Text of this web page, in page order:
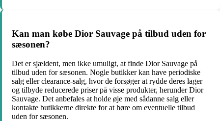
Kan man købe Dior Sauvage på tilbud uden for
sæsonen?
Det er sjældent, men ikke umuligt, at finde Dior Sauvage på
tilbud uden for sæsonen. Nogle butikker kan have periodiske
salg eller clearance-salg, hvor de forsøger at rydde deres lager
og tilbyde reducerede priser på visse produkter, herunder Dior
Sauvage. Det anbefales at holde øje med sådanne salg eller
kontakte butikkerne direkte for at høre om eventuelle tilbud
uden for sæsonen.